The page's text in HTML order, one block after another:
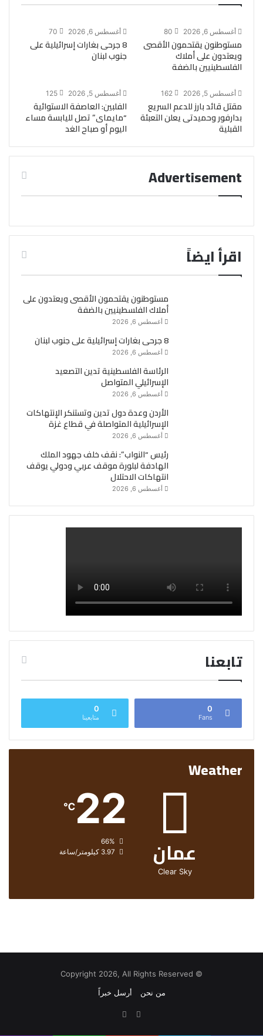
أغسطس 6, 2026 80
مستوطنون يقتحمون الأقصى
ويعتدون على أملاك
الفلسطينيين بالضفة
أغسطس 6, 2026 70
8 جرحى بغارات إسرائيلية على
جنوب لبنان
أغسطس 5, 2026 162
مقتل قائد بارز للدعم السريع
بدارفور وحميدتى يعلن التعبئة
القبلية
أغسطس 5, 2026 125
الفلبين: العاصفة الاستوائية
“مايماى” تصل لليابسة مساء
اليوم أو صباح الغد
Advertisement
اقرأ ايضاً
مستوطنون يقتحمون الأقصى ويعتدون على
أملاك الفلسطينيين بالضفة
أغسطس 6, 2026
8 جرحى بغارات إسرائيلية على جنوب لبنان
أغسطس 6, 2026
الرئاسة الفلسطينية تدين التصعيد
الإسرائيلي المتواصل
أغسطس 6, 2026
الأردن وعدة دول تدين وتستنكر الإنتهاكات
الإسرائيلية المتواصلة في قطاع غزة
أغسطس 6, 2026
رئيس “النواب”: نقف خلف جهود الملك
الهادفة لبلورة موقف عربي ودولي يوقف
انتهاكات الاحتلال
أغسطس 6, 2026
تابعنا
0
Fans
0
متابعينا
Weather
عمان
Clear Sky
22
℃
الرطوبة:
الرياح:
© Copyright 2026, All Rights Reserved
من نحن
أرسل خبراً